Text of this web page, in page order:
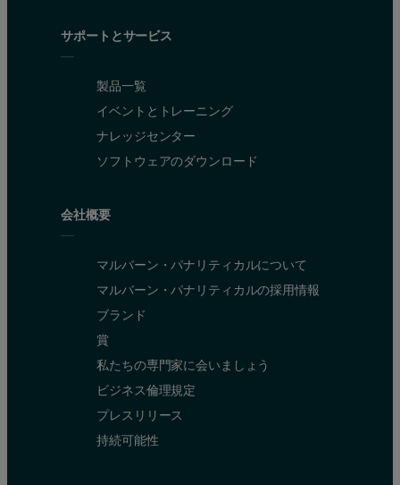
サポートとサービス
製品一覧
イベントとトレーニング
ナレッジセンター
ソフトウェアのダウンロード
会社概要
マルバーン・パナリティカルについて
マルバーン・パナリティカルの採用情報
ブランド
賞
私たちの専門家に会いましょう
ビジネス倫理規定
プレスリリース
持続可能性